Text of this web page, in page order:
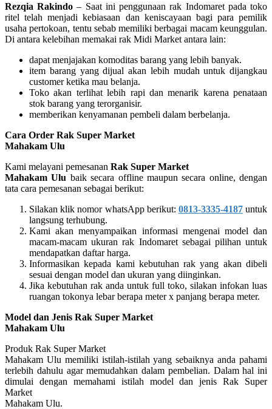
Rezqia Rakindo – Saat ini penggunaan rak Indomaret pada toko
ritel telah menjadi kebiasaan dan keniscayaan bagi para pemilik
usaha pertokoan, tentu sebab memiliki berbagai macam keunggulan.
Di antara kelebihan memakai rak Midi Market antara lain:
dapat menjajakan komoditas barang yang lebih banyak.
item barang yang dijual akan lebih mudah untuk dijangkau
customer ketika mau belanja.
Toko akan terlihat lebih rapi dan menarik karena penataan
stok barang yang terorganisir.
memberikan kenyamanan pembeli dalam berbelanja.
Cara Order Rak Super Market
Mahakam Ulu
Kami melayani pemesanan Rak Super Market
Mahakam Ulu baik secara offline maupun secara online, dengan
tata cara pemesanan sebagai berikut:
Silakan klik nomor whatsApp berikut: 0813-3335-4187untuk
langsung terhubung.
Kami akan menyampaikan informasi mengenai model dan
macam-macam ukuran rak Indomaret sebagai pilihan untuk
mendapatkan daftar harga.
Informasikan kepada kami kebutuhan rak yang akan dibeli
sesuai dengan model dan ukuran yang diinginkan.
Jika kebutuhan rak anda untuk full toko, silakan infokan luas
ruangan tokonya lebar berapa meter x panjang berapa meter.
Model dan Jenis Rak Super Market
Mahakam Ulu
Produk Rak Super Market
Mahakam Ulu memiliki istilah-istilah yang sebaiknya anda pahami
terlebih dahulu agar memudahkan dalam pembelian. Dalam hal ini
dimulai dengan memahami istilah model dan jenis Rak Super
Market
Mahakam Ulu.